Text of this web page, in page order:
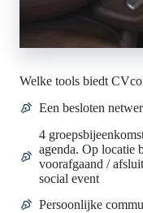
Welke tools biedt
Een besloten
4
agenda. Op locatie
voorafgaand /
social event
Persoonlijke